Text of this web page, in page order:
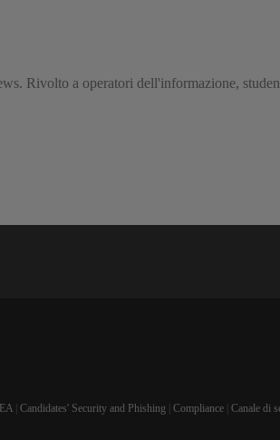
Rivolto a operatori dell'informazione,
Candidates' Security and Phishing Compliance Canale di